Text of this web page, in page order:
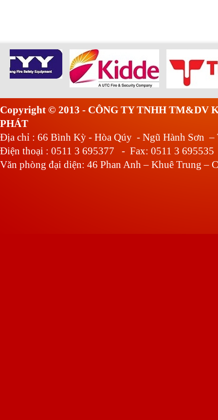
Copyright © 2013 - CÔNG TY TNHH TM&DV
PHÁT
Địa chỉ : 66 Bình Kỳ - Hòa Qúy - Ngũ Hành Sơn –
Điện thoại : 0511 3 695377 - Fax: 0511 3 695535
Văn phòng đại diện: 46 Phan Anh – Khuê Trung –